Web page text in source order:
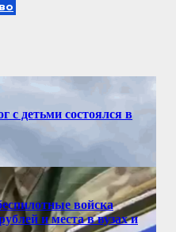
с детьми состоялся в
войска
и места в вузах и